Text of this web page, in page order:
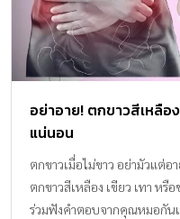
อย่าอาย! ตกขาวสีเหลือ
แน่นอน
ตกขาวเมื่อไม่ขาว อย่ามัวแต่อ
ตกขาวสีเหลือง เขียว เทา ห
ร่วมฟังคำตอบจากคุณหมอกัน